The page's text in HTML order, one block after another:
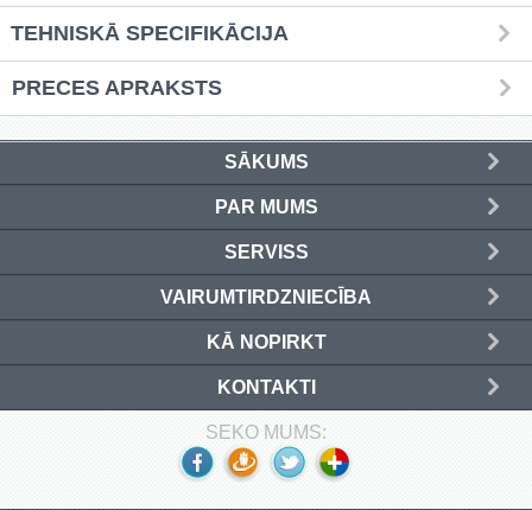
TEHNISKĀ SPECIFIKĀCIJA
PRECES APRAKSTS
SĀKUMS
PAR MUMS
SERVISS
VAIRUMTIRDZNIECĪBA
KĀ NOPIRKT
KONTAKTI
SEKO MUMS:
Kafija (4)
Grīdas nosegpaklāji (3)
Atslēgu skapīši (13)
Ziemassvētku preces (14)